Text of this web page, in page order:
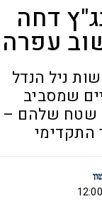
דחה
עפרה
ניל הנדל
שמסביב
שטח שלהם –
התקדימי